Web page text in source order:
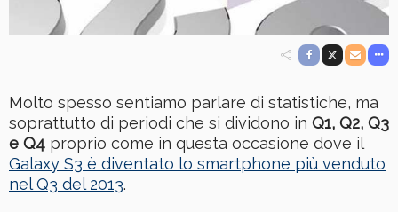
Molto spesso sentiamo parlare di statistiche, ma
soprattutto di periodi che si dividono in Q1, Q2, Q3
e Q4 proprio come in questa occasione dove il
Galaxy S3 è diventato lo smartphone più venduto
nel Q3 del 2013.